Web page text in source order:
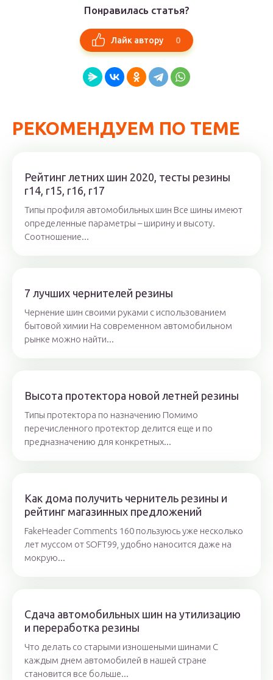
Понравилась статья?
Лайк автору 0
РЕКОМЕНДУЕМ ПО ТЕМЕ
Рейтинг летних шин 2020, тесты резины
r14, r15, r16, r17
Типы профиля автомобильных шин Все шины имеют
определенные параметры – ширину и высоту.
Соотношение...
7 лучших чернителей резины
Чернение шин своими руками с использованием
бытовой химии На современном автомобильном
рынке можно найти...
Высота протектора новой летней резины
Типы протектора по назначению Помимо
перечисленного протектор делится еще и по
предназначению для конкретных...
Как дома получить чернитель резины и
рейтинг магазинных предложений
FakeHeader Comments 160 пользуюсь уже несколько
лет муссом от SOFT99, удобно наносится даже на
мокрую...
Сдача автомобильных шин на утилизацию
и переработка резины
Что делать со старыми изношеными шинами С
каждым днем автомобилей в нашей стране
становится все больше...